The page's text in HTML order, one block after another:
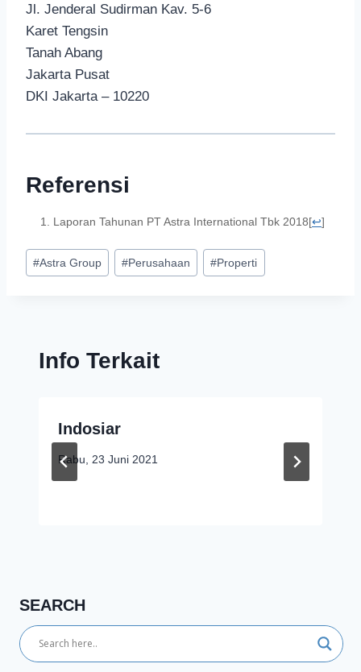
Jl. Jenderal Sudirman Kav. 5-6
Karet Tengsin
Tanah Abang
Jakarta Pusat
DKI Jakarta – 10220
Referensi
Laporan Tahunan PT Astra International Tbk 2018[↩]
#Astra Group #Perusahaan #Properti
Info Terkait
Indosiar
Rabu, 23 Juni 2021
SEARCH